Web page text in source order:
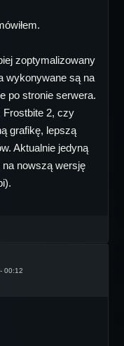
zoptymalizowany
wykonywane są na
po stronie serwera.
Frostbite 2, czy
grafikę, lepszą
Aktualnie jedyną
nowszą wersję
00:12